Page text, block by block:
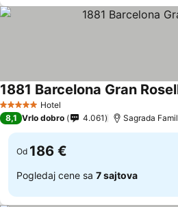
5 ZvezdiceHotel
1881 Barcelona Gran
8,1 Vrlo dobro 4.061 Sagrada
Od 186 €
Pogledaj cene sa 7 sajtova